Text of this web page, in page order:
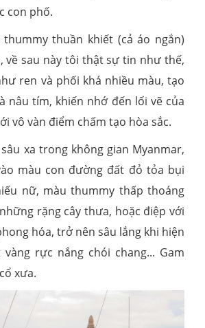
con phố.
thuần khiết (cả áo ngắn)
về sau này tôi thật sự tin như thế,
ren và phối khá nhiều màu, tạo
nâu tím, khiến nhớ đến lối vẽ của
vô vàn điểm chấm tạo hòa sắc.
xa trong không gian Myanmar,
màu con đường đất đỏ tỏa bụi
nữ, màu thummy thấp thoáng
rặng cây thưa, hoặc điệp với
hóa, trở nên sâu lắng khi hiện
rực nắng chói chang... Gam
xưa.